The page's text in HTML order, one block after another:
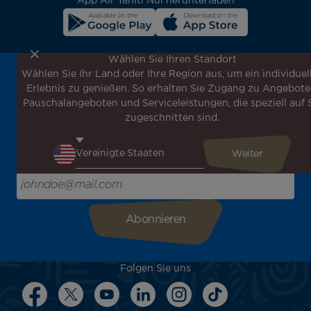
Melden Sie sich für unseren Newsletter an, um die
neuesten Nachrichten zu erhalten!
Erhalten Sie unsere verschiedenen Sonderangebote und
Aktionen vor allen anderen, entdecken Sie unsere
inspirieren!
Bitte geben Sie hier Ihre E-Mail-Adresse ein
Folgen Sie uns
Wählen Sie Ihren Standort
Wählen Sie Ihr Land oder Ihre Region aus, um ein
Erlebnis zu genießen. So erhalten Sie Zugang zu
Pauschalangeboten und Serviceleistungen, die speziell auf
zugeschnitten sind.